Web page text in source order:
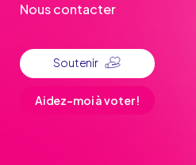
Nous contacter
Soutenir
Aidez-moi à voter !